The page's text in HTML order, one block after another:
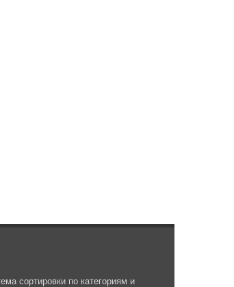
сортировки по категориям и